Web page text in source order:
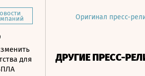
для
Оригинал пресс-
ДРУГИЕ ПРЕСС-